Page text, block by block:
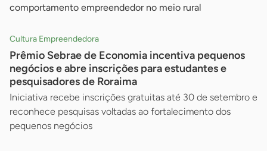
comportamento empreendedor no meio rural
Cultura Empreendedora
Prêmio Sebrae de Economia incentiva pequenos
negócios e abre inscrições para estudantes e
pesquisadores de Roraima
Iniciativa recebe inscrições gratuitas até 30 de setembro e
reconhece pesquisas voltadas ao fortalecimento dos
pequenos negócios